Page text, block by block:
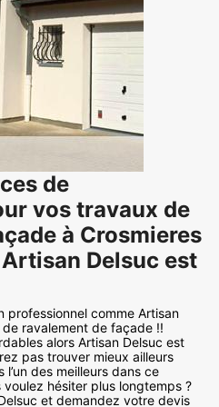
de
vos travaux de
à Crosmieres
Delsuc est
professionnel comme Artisan
ravalement de façade !!
alors Artisan Delsuc est
pas trouver mieux ailleurs
des meilleurs dans ce
hésiter plus longtemps ?
et demandez votre devis